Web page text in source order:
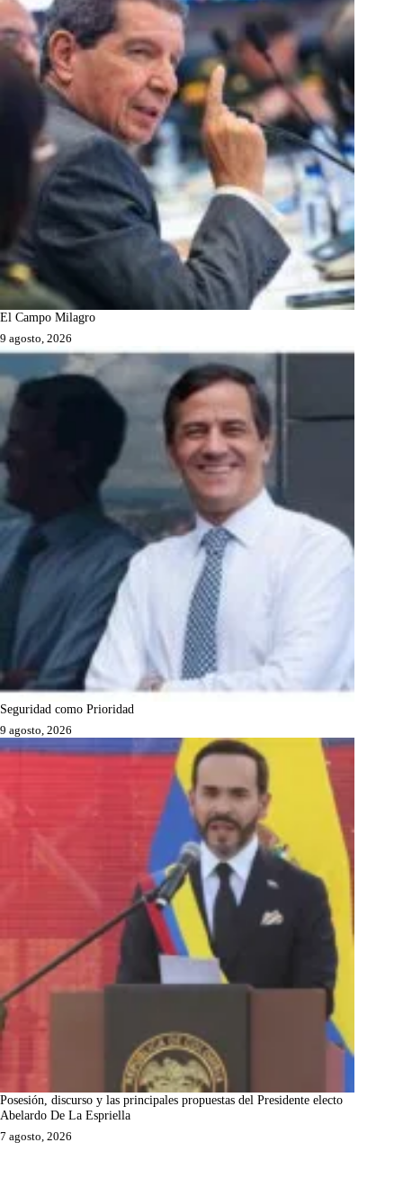
El Campo Milagro
9 agosto, 2026
Seguridad como Prioridad
9 agosto, 2026
Posesión, discurso y las principales propuestas del Presidente electo
Abelardo De La Espriella
7 agosto, 2026